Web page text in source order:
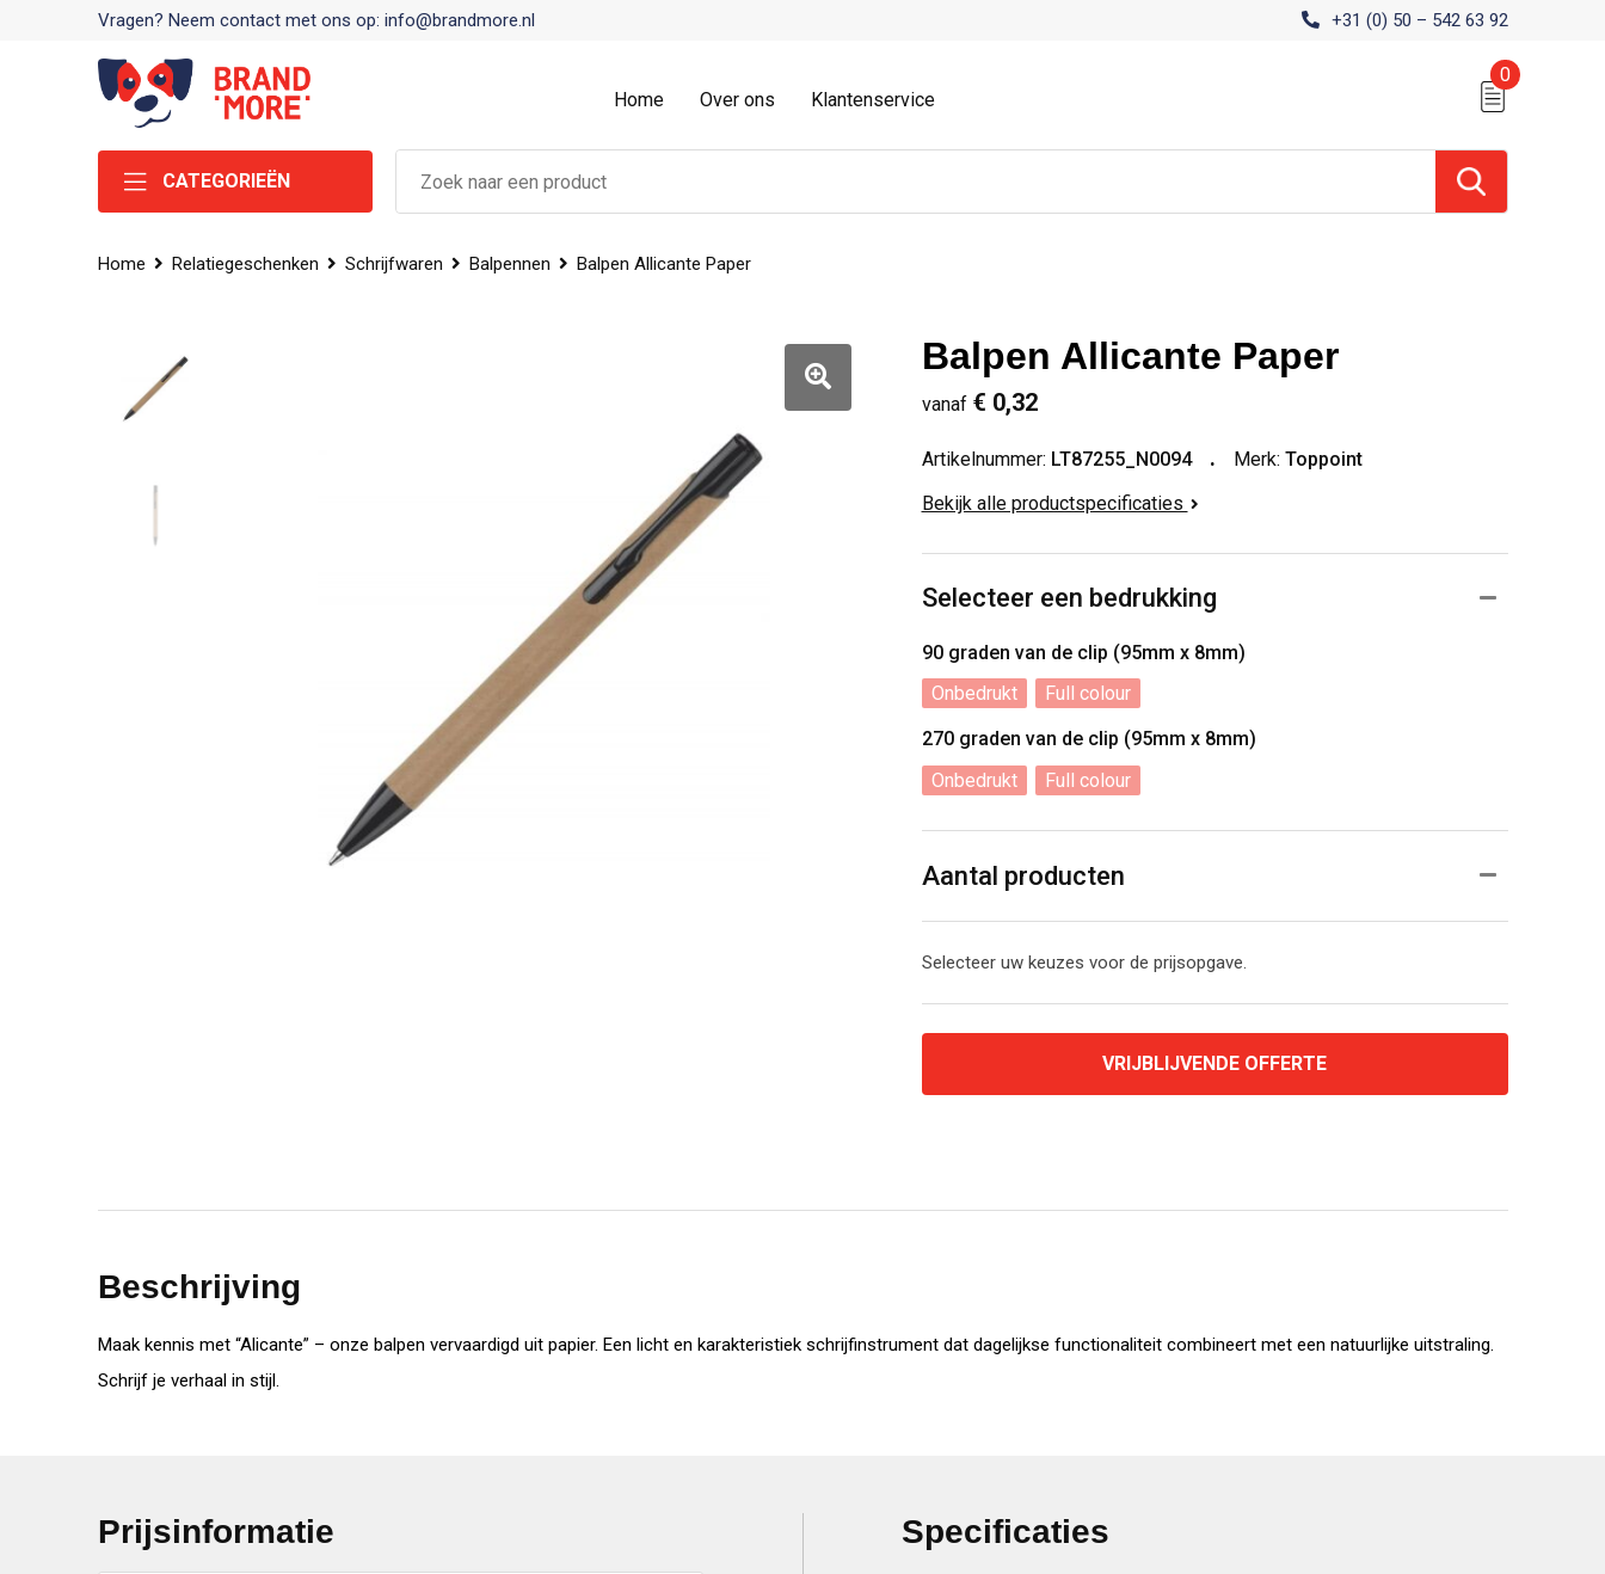
Vragen? Neem contact met ons op: info@brandmore.nl +31 (0) 50 – 542 63 92
Home Over ons Klantenservice
0
CATEGORIEËN
Home Relatiegeschenken Schrijfwaren Balpennen Balpen Allicante Paper
Balpen Allicante Paper
vanaf € 0,32
Artikelnummer: LT87255_N0094 Merk: Toppoint
Bekijk alle productspecificaties
Selecteer een bedrukking
90 graden van de clip (95mm x 8mm)
Onbedrukt
Full colour
270 graden van de clip (95mm x 8mm)
Onbedrukt
Full colour
Aantal producten
Selecteer uw keuzes voor de prijsopgave.
VRIJBLIJVENDE OFFERTE
Beschrijving
Maak kennis met “Alicante” – onze balpen vervaardigd uit papier. Een licht en karakteristiek schrijfinstrument dat dagelijkse functionaliteit combineert met een natuurlijke uitstraling.
Schrijf je verhaal in stijl.
Prijsinformatie Specificaties